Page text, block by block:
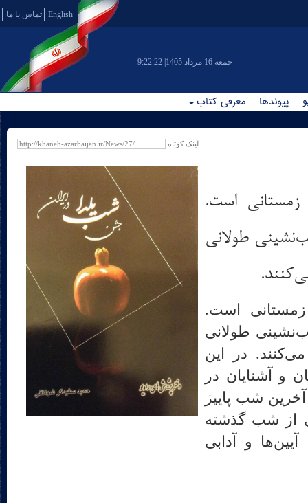
English تماس با ما
9:22:23 |جمعه 16 مرداد 1405
پیوندها معرفی کتاب
لینک کوتاه
است.
طولانی
است.
طولانی
در این
و آشنایان در
شب پاییز
از شب گذشته
و آدابی